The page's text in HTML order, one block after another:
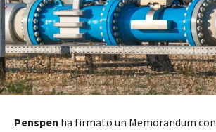
Penspen ha firmato un Memorandum con